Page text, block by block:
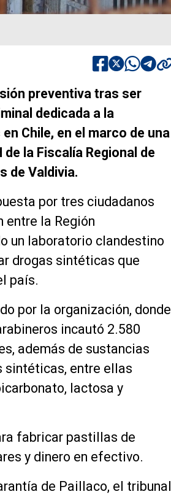
preventiva tras ser
dedicada a la
Chile, en el marco de una
la Fiscalía Regional de
de Valdivia.
por tres ciudadanos
entre la Región
un laboratorio clandestino
drogas sintéticas que
país.
por la organización, donde
incautó 2.580
además de sustancias
sintéticas, entre ellas
lactosa y
fabricar pastillas de
y dinero en efectivo.
de Paillaco, el tribunal